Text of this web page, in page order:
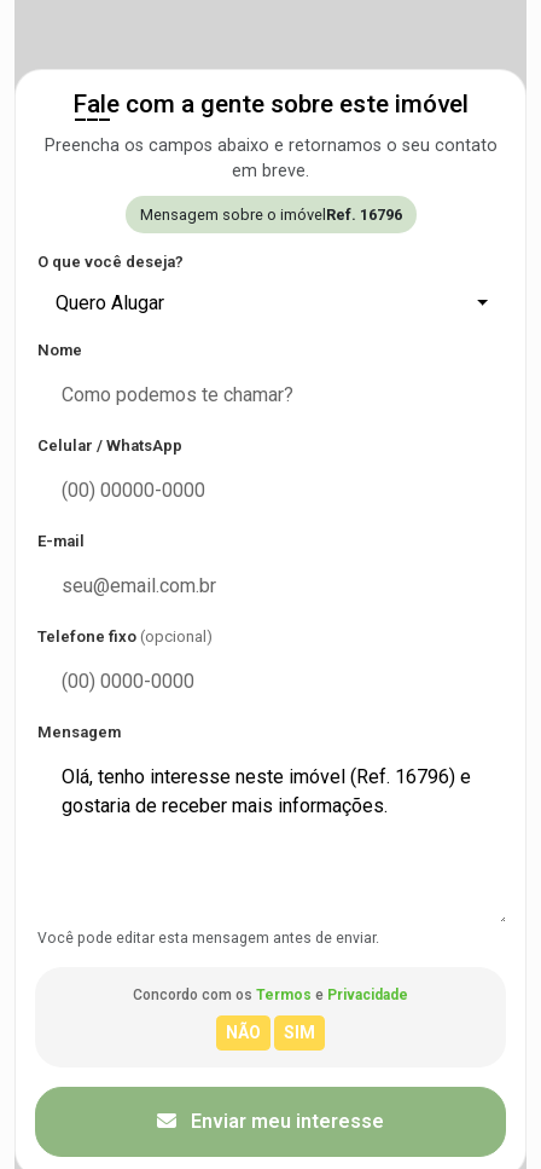
Fale com a gente sobre este imóvel
Preencha os campos abaixo e retornamos o seu contato
em breve.
Mensagem sobre o imóvel Ref. 16796
O que você deseja?
Quero Alugar
Nome
Celular / WhatsApp
E-mail
Telefone fixo (opcional)
Mensagem
Você pode editar esta mensagem antes de enviar.
Concordo com os Termos e Privacidade
Enviar meu interesse